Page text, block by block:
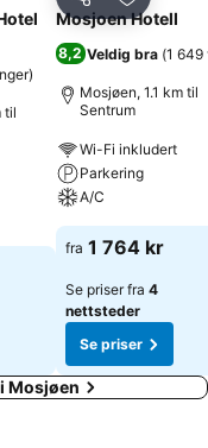
i favoritter
)
til
Del Legg til
Mosjoen Hotell
8,2 Veldig bra (1 649
Mosjøen, 1.1 km til
Sentrum
Wi-Fi inkludert
Parkering
A/C
fra 1 764 kr
Se priser fra 4
nettsteder
Se priser
Mosjøen